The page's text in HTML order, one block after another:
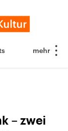
– zwei